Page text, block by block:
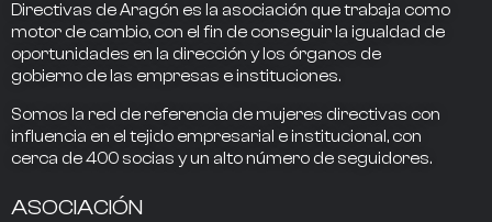
Directivas de Aragón es la asociación que trabaja como
motor de cambio, con el fin de conseguir la igualdad de
oportunidades en la dirección y los órganos de
gobierno de las empresas e instituciones.
Somos la red de referencia de mujeres directivas con
influencia en el tejido empresarial e institucional, con
cerca de400 socias y un alto número de seguidores.
ASOCIACIÓN